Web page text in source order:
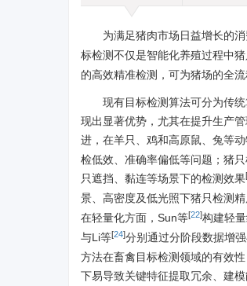
为满足猪肉市场日益增长的
标检测不仅是智能化养殖过程中
的高效精准检测，可为猪场的全
现有目标检测算法可分为传
现出显著优势，尤其在提升生产
进，在羊只、鸡和高原鼠、兔等
检低效、准确率偏低等问题；猪
只遮挡、黏连等场景下的检测效果[
景、高密度及低光照下猪只检测
在轻量化方面，Sun等[22]构建轻
与Li等[24]分别通过分阶段数据增
方法在畜禽目标检测领域的有效
下易导致关键特征提取冗余、建